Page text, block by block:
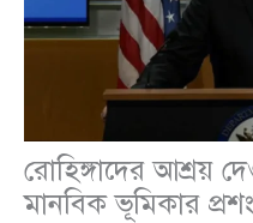
রোহিঙ্গাদের আশ্রয়
মানবিক ভূমিকার